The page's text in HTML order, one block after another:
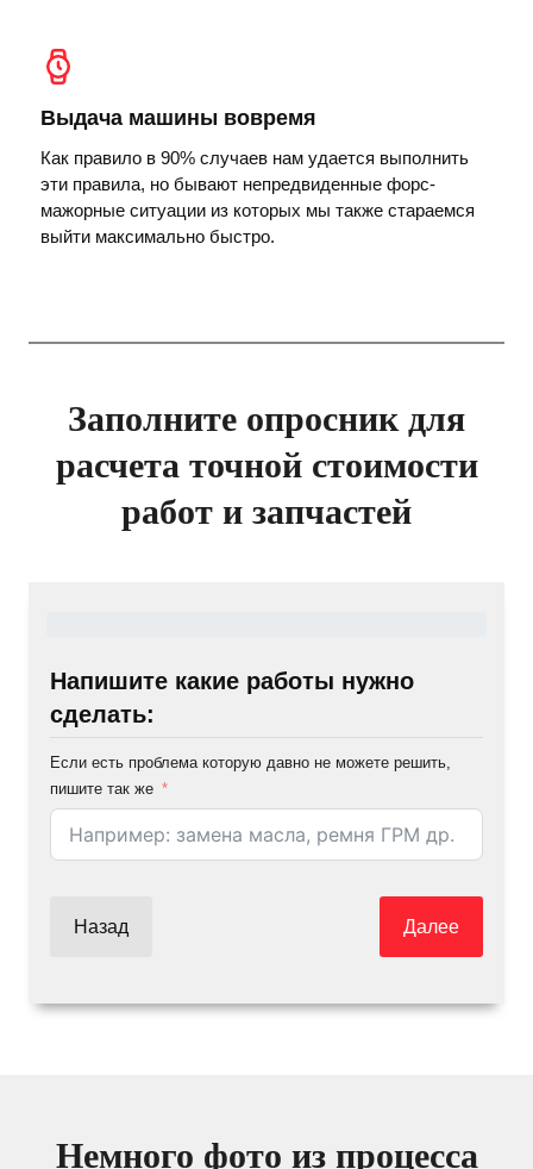
Выдача машины вовремя
Как правило в 90% случаев нам удается выполнить
эти правила, но бывают непредвиденные форс-
мажорные ситуации из которых мы также стараемся
выйти максимально быстро.
Заполните опросник для
расчета точной стоимости
работ и запчастей
Напишите какие работы нужно
сделать:
Если есть проблема которую давно не можете решить,
пишите так же
Назад Далее
Немного фото из процесса